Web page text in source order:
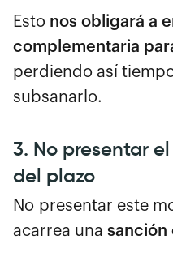
Esto nos obligará a
complementaria
perdiendo así
subsanarlo.
3. No presentar
del plazo
No presentar este
acarrea una sanción